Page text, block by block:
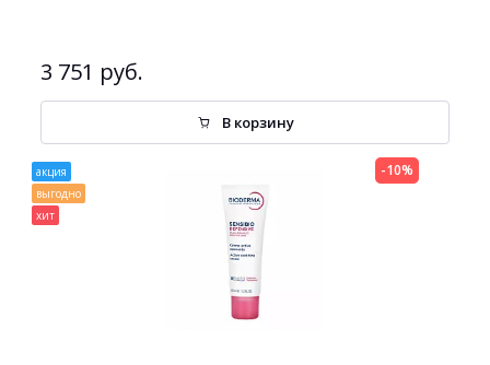
3 751 руб.
В корзину
акция
выгодно
хит
-10%